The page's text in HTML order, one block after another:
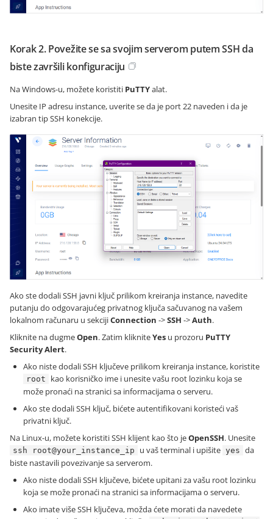
Korak 2. Povežite se sa svojim serverom putem SSH da
biste završili konfiguraciju
Na Windows-u, možete koristiti PuTTYalat.
Unesite IP adresu instance, uverite se da je port 22 naveden i da je
izabran tip SSH konekcije.
Ako ste dodali SSH javni ključ prilikom kreiranja instance, navedite
putanju do odgovarajućeg privatnog ključa sačuvanog na vašem
lokalnom računaru u sekcijiConnection ->SSH ->Auth.
Kliknite na dugmeOpen. Zatim klikniteYes u prozoru PuTTY
Security Alert.
Ako niste dodali SSH ključeve prilikom kreiranja instance, koristite
root
kao korisničko ime i unesite vašu root lozinku koja se
može pronaći na stranici sa informacijama o serveru.
Ako ste dodali SSH ključ, bićete autentifikovani koristeći vaš
privatni ključ.
Na Linux-u, možete koristiti SSH klijent kao što jeOpenSSH. Unesite
ssh root@your_instance_ip u vaš terminal i upišite yes da
biste nastavili povezivanje sa serverom.
Ako niste dodali SSH ključeve, bićete upitani za vašu root lozinku
koja se može pronaći na stranici sa informacijama o serveru.
Ako imate više SSH ključeva, možda ćete morati da navedete